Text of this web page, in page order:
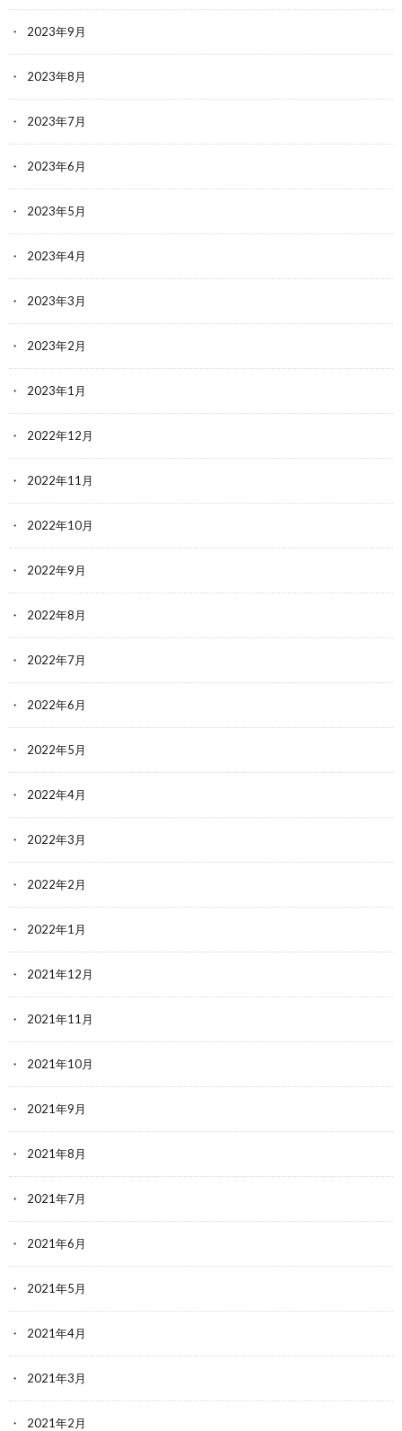
2023年9月
2023年8月
2023年7月
2023年6月
2023年5月
2023年4月
2023年3月
2023年2月
2023年1月
2022年12月
2022年11月
2022年10月
2022年9月
2022年8月
2022年7月
2022年6月
2022年5月
2022年4月
2022年3月
2022年2月
2022年1月
2021年12月
2021年11月
2021年10月
2021年9月
2021年8月
2021年7月
2021年6月
2021年5月
2021年4月
2021年3月
2021年2月